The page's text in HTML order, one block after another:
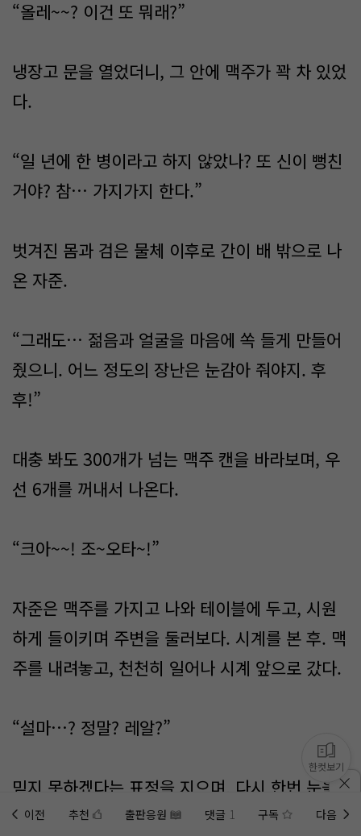
“올레~~? 이건 또 뭐래?”
냉장고 문을 열었더니, 그 안에 맥주가 꽉 차 있었
다.
“일 년에 한 병이라고 하지 않았나? 또 신이 뻥친
거야? 참… 가지가지 한다.”
벗겨진 몸과 검은 물체 이후로 간이 배 밖으로 나
온 자준.
“그래도… 젊음과 얼굴을 마음에 쏙 들게 만들어
줬으니. 어느 정도의 장난은 눈감아 줘야지. 후
후!”
대충 봐도 300개가 넘는 맥주 캔을 바라보며, 우
선 6개를 꺼내서 나온다.
“크아~~! 조~오타~!”
자준은 맥주를 가지고 나와 테이블에 두고, 시원
하게 들이키며 주변을 둘러보다. 시계를 본 후. 맥
주를 내려놓고, 천천히 일어나 시계 앞으로 갔다.
“설마…? 정말? 레알?”
믿지 못하겠다는 표정을 지으며, 다시 한번 눈을
비비고 시계를 바라본다.
이전 추천 출판응원 댓글 1 구독 다음
한컷보기
홈에미노벨 웹추가하기 미노벨 앱설치하기